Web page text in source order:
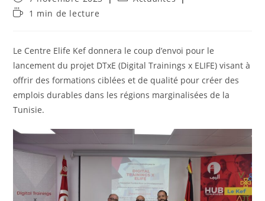
publiée :
Temps1 min de lecture
Le Centre Elife Kef donnera le coup d’envoi pour le
lancement du projet DTxE (Digital Trainings x ELIFE) visant à
offrir des formations ciblées et de qualité pour créer des
emplois durables dans les régions marginalisées de la
Tunisie.